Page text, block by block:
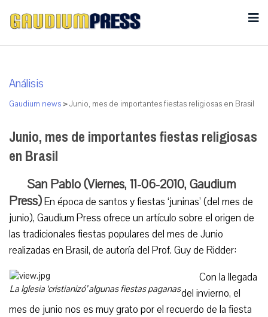
Análisis
Gaudium news >Junio, mes de importantes fiestas religiosas en Brasil
Junio, mes de importantes fiestas religiosas
en Brasil
San Pablo (Viernes, 11-06-2010, Gaudium
Press)En época de santos y fiestas ‘juninas’ (del mes de
junio), Gaudium Press ofrece un artículo sobre el origen de
las tradicionales fiestas populares del mes de Junio
realizadas en Brasil, de autoría del Prof. Guy de Ridder:
La Iglesia ‘cristianizó’ algunas fiestas paganas
Con la llegada
del invierno, el
mes de junio nos es muy grato por el recuerdo de la fiesta